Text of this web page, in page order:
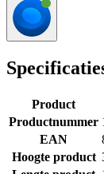
Product
Productnummer
EAN
Hoogte product